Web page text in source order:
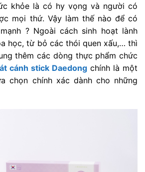
khỏe là có hy vọng và người có
mọi thứ. Vậy làm thế nào để có
? Ngoài cách sinh hoạt lành
học, từ bỏ các thói quen xấu,… thì
thêm các dòng thực phẩm chức
cánh stick Daedong chính là một
chọn chính xác dành cho những